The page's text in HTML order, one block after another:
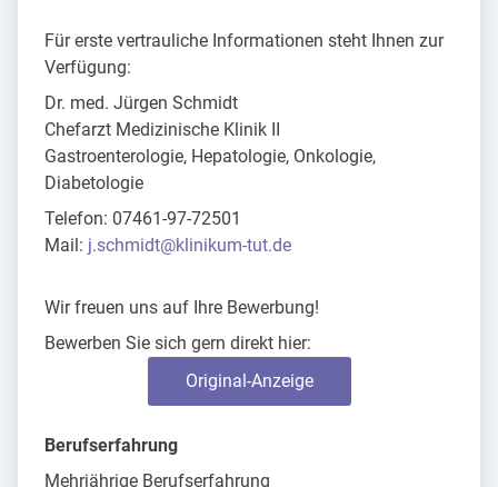
Für erste vertrauliche Informationen steht Ihnen zur
Verfügung:
Dr. med. Jürgen Schmidt
Chefarzt Medizinische Klinik II
Gastroenterologie, Hepatologie, Onkologie,
Diabetologie
Telefon: 07461-97-72501
Mail: j.schmidt@klinikum-tut.de
Wir freuen uns auf Ihre Bewerbung!
Bewerben Sie sich gern direkt hier:
Original-Anzeige
Berufserfahrung
Mehrjährige Berufserfahrung